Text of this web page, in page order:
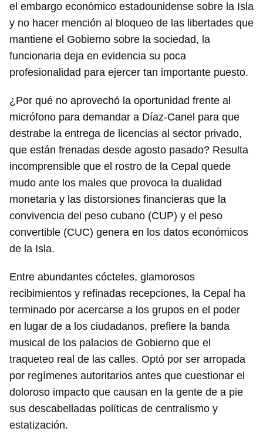
Guardar como favorito
Para poder guardar como favorito, primero has de
iniciar sesión con tu cuenta de 14ymedio.
el embargo económico estadounidense sobre la Isla
y no hacer mención al bloqueo de las libertades que
mantiene el Gobierno sobre la sociedad, la
funcionaria deja en evidencia su poca
profesionalidad para ejercer tan importante puesto.
¿Por qué no aprovechó la oportunidad frente al
micrófono para demandar a Díaz-Canel para que
destrabe la entrega de licencias al sector privado,
que están frenadas desde agosto pasado? Resulta
incomprensible que el rostro de la Cepal quede
mudo ante los males que provoca la dualidad
monetaria y las distorsiones financieras que la
convivencia del peso cubano (CUP) y el peso
convertible (CUC) genera en los datos económicos
de la Isla.
Entre abundantes cócteles, glamorosos
recibimientos y refinadas recepciones, la Cepal ha
terminado por acercarse a los grupos en el poder
en lugar de a los ciudadanos, prefiere la banda
musical de los palacios de Gobierno que el
traqueteo real de las calles. Optó por ser arropada
por regímenes autoritarios antes que cuestionar el
doloroso impacto que causan en la gente de a pie
sus descabelladas políticas de centralismo y
estatización.